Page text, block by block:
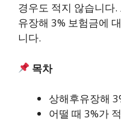
경우도 적지 않습니다
유장해 3% 보험금에
니다.
목차
상해후유장해
어떨 때 3%가